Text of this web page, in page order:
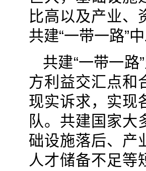
比高以及产业、
共建“一带一路”
共建“一带一
方利益交汇点和
现实诉求，实现
队。共建国家大
础设施落后、产
人才储备不足等